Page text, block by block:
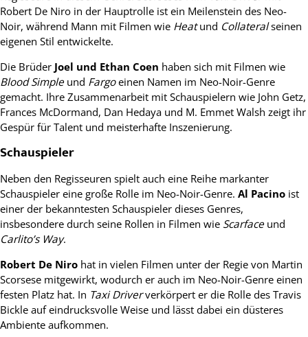
Robert De Niro in der Hauptrolle ist ein Meilenstein des Neo-
Noir, während Mann mit Filmen wie Heatund Collateralseinen
eigenen Stil entwickelte.
Die Brüder Joel und Ethan Coen haben sich mit Filmen wie
Blood Simple und Fargoeinen Namen im Neo-Noir-Genre
gemacht. Ihre Zusammenarbeit mit Schauspielern wie John Getz,
Frances McDormand, Dan Hedaya und M. Emmet Walsh zeigt ihr
Gespür für Talent und meisterhafte Inszenierung.
Schauspieler
Neben den Regisseuren spielt auch eine Reihe markanter
Schauspieler eine große Rolle im Neo-Noir-Genre. Al Pacino ist
einer der bekanntesten Schauspieler dieses Genres,
insbesondere durch seine Rollen in Filmen wie Scarface und
Carlito’s Way.
Robert De Niro hat in vielen Filmen unter der Regie von Martin
Scorsese mitgewirkt, wodurch er auch im Neo-Noir-Genre einen
festen Platz hat. In Taxi Driververkörpert er die Rolle des Travis
Bickle auf eindrucksvolle Weise und lässt dabei ein düsteres
Ambiente aufkommen.